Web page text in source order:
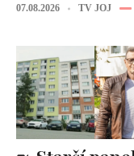
07.08.2026 TV JOJ